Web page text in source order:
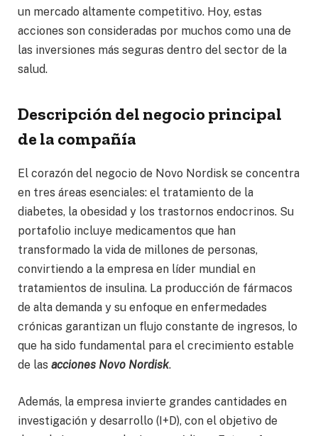
un mercado altamente competitivo. Hoy, estas
acciones son consideradas por muchos como una de
las inversiones más seguras dentro del sector de la
salud.
Descripción del negocio principal
de la compañía
El corazón del negocio de Novo Nordisk se concentra
en tres áreas esenciales: el tratamiento de la
diabetes, la obesidad y los trastornos endocrinos. Su
portafolio incluye medicamentos que han
transformado la vida de millones de personas,
convirtiendo a la empresa en líder mundial en
tratamientos de insulina. La producción de fármacos
de alta demanda y su enfoque en enfermedades
crónicas garantizan un flujo constante de ingresos, lo
que ha sido fundamental para el crecimiento estable
de las acciones Novo Nordisk.
Además, la empresa invierte grandes cantidades en
investigación y desarrollo (I+D), con el objetivo de